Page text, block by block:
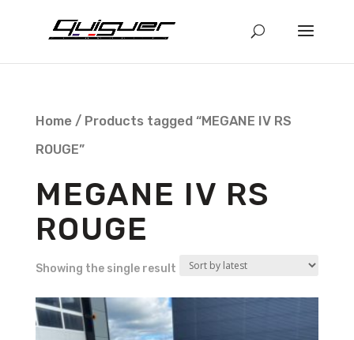
Home/ Products tagged “MEGANE IV RS
ROUGE”
MEGANE IV RS
ROUGE
Showing the single result